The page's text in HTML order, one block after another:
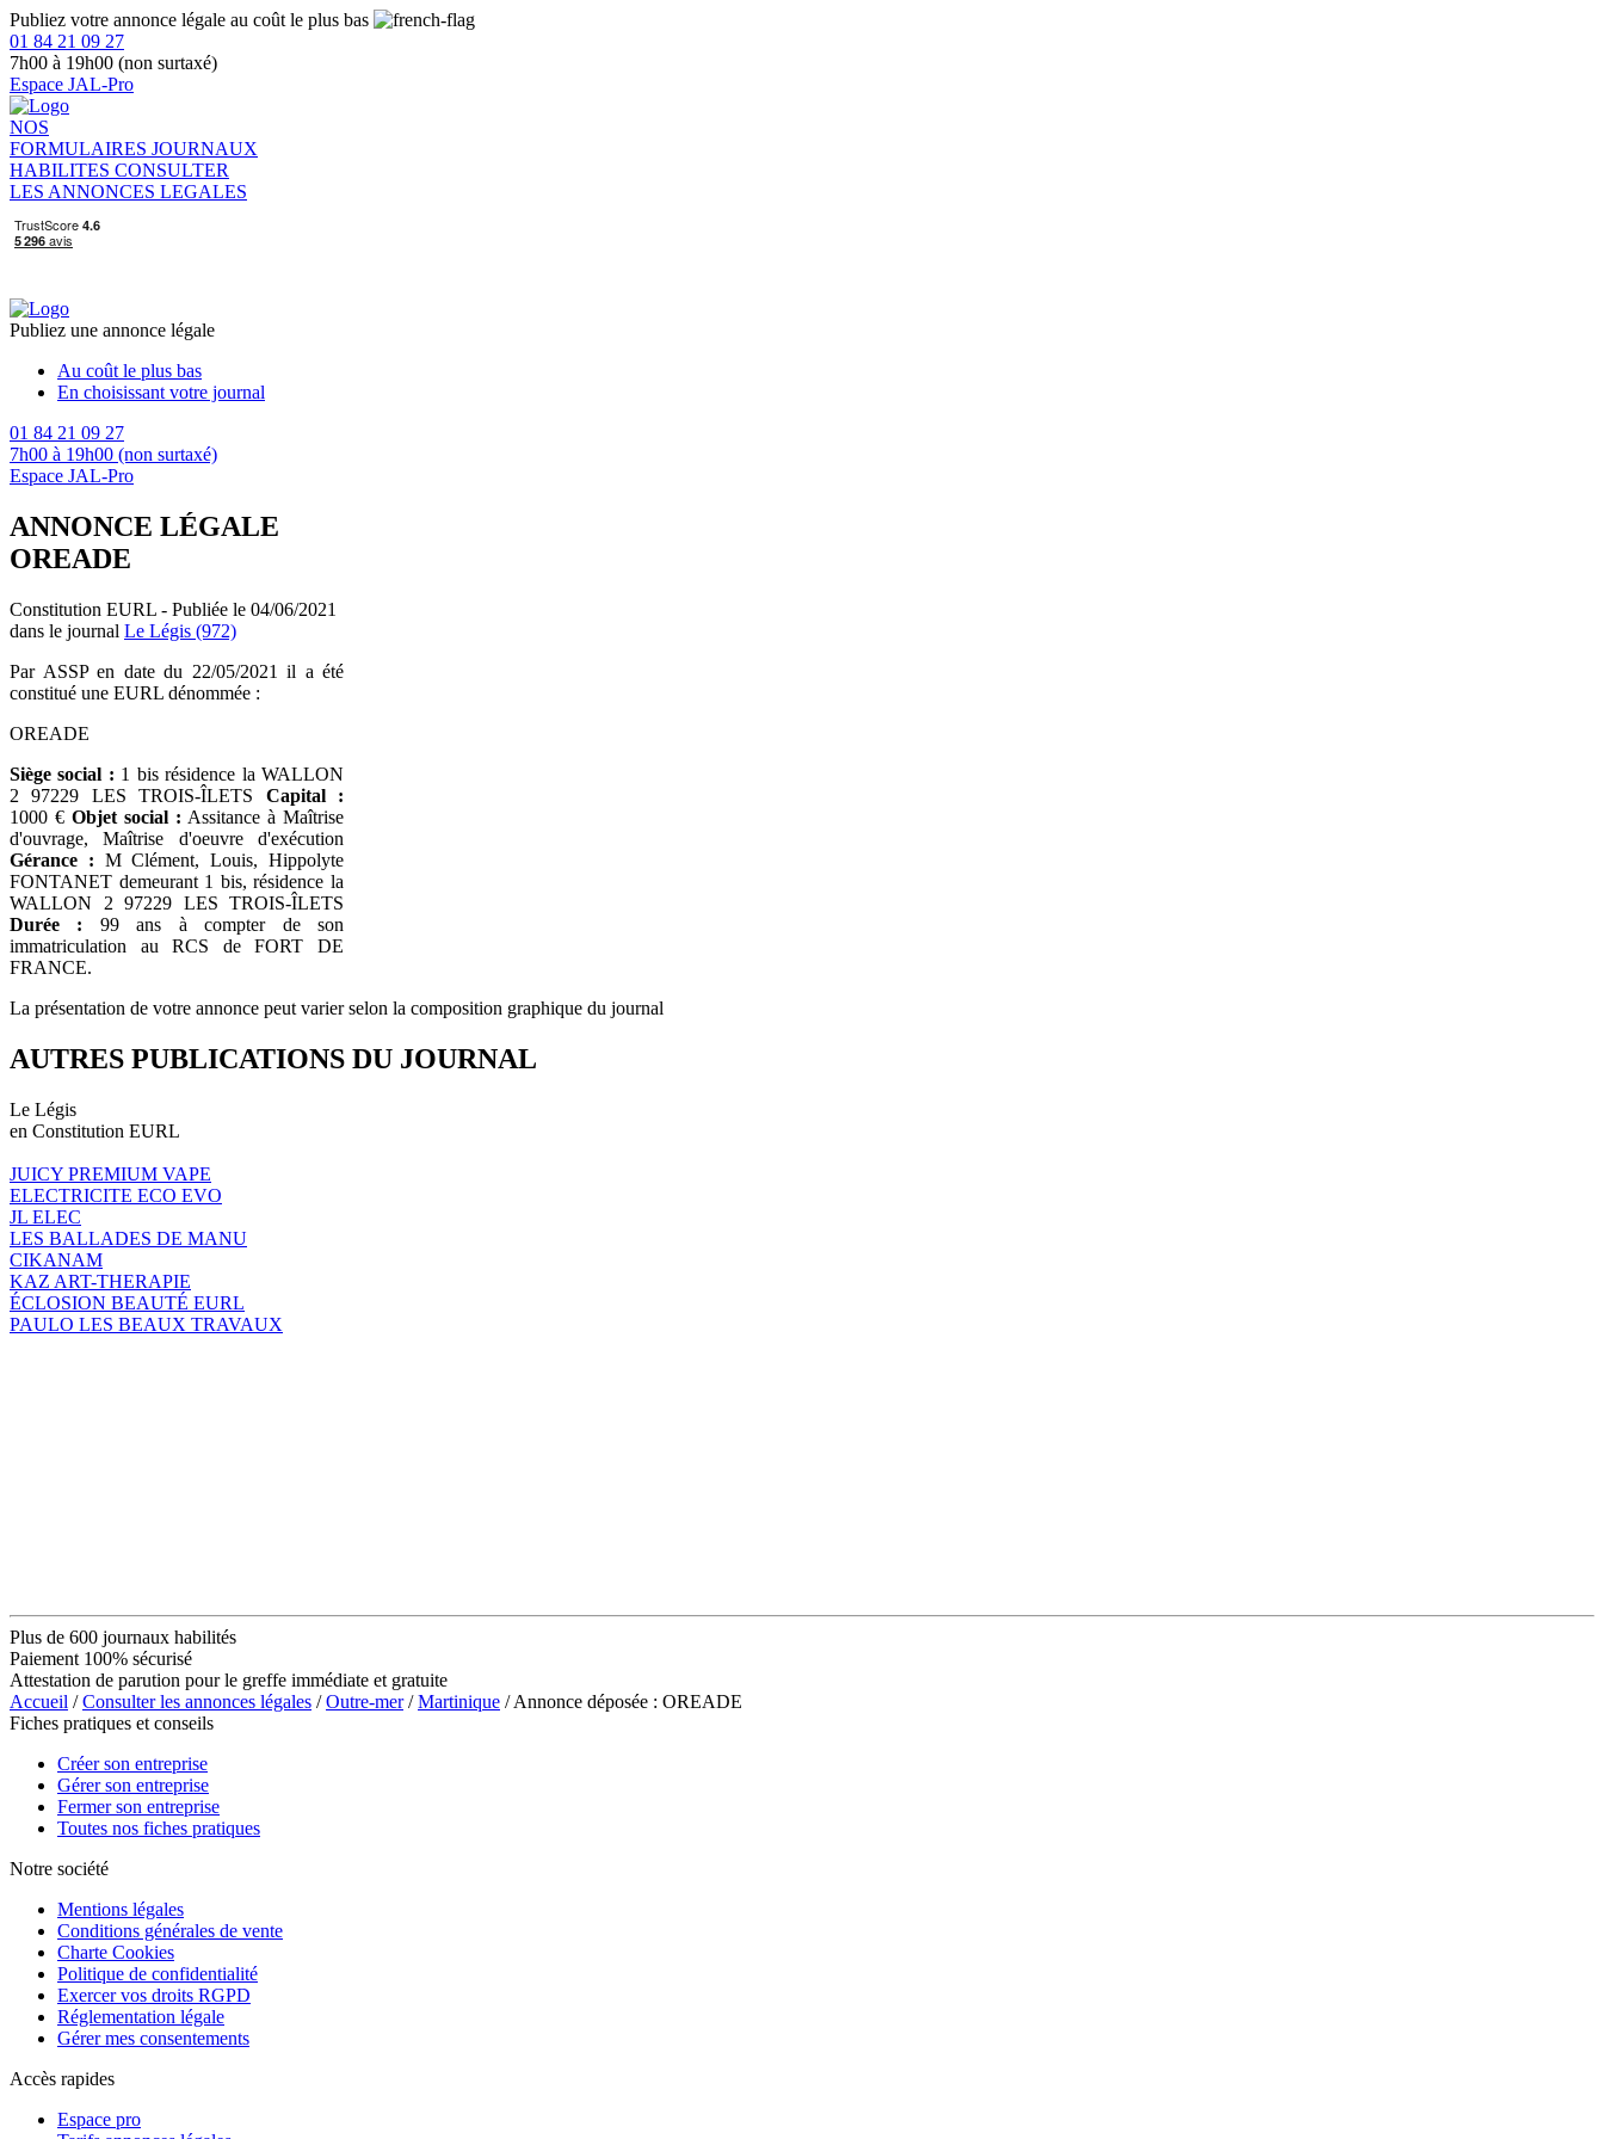
Publiez votre annonce légale au coût le plus bas
01 84 21 09 27
7h00 à 19h00 (non surtaxé)
Espace JAL-Pro
NOS
FORMULAIRES JOURNAUX
HABILITES CONSULTER
LES ANNONCES LEGALES
Publiez une annonce légale
Au coût le plus bas
En choisissant votre journal
01 84 21 09 27
7h00 à 19h00 (non surtaxé)
Espace JAL-Pro
ANNONCE LÉGALE
OREADE
Constitution EURL - Publiée le 04/06/2021
dans le journal Le Légis (972)
Par ASSP en date du 22/05/2021 il a été
constitué une EURL dénommée :
OREADE
Siège social : 1 bis résidence la WALLON
2 97229 LES TROIS-ÎLETS Capital :
1000 € Objet social : Assitance à Maîtrise
d'ouvrage, Maîtrise d'oeuvre d'exécution
Gérance : M Clément, Louis, Hippolyte
FONTANET demeurant 1 bis, résidence la
WALLON 2 97229 LES TROIS-ÎLETS
Durée : 99 ans à compter de son
immatriculation au RCS de FORT DE
FRANCE.
La présentation de votre annonce peut varier selon la composition graphique du journal
AUTRES PUBLICATIONS DU JOURNAL
Le Légis
en Constitution EURL
JUICY PREMIUM VAPE
ELECTRICITE ECO EVO
JL ELEC
LES BALLADES DE MANU
CIKANAM
KAZ ART-THERAPIE
ÉCLOSION BEAUTÉ EURL
PAULO LES BEAUX TRAVAUX
Plus de 600 journaux habilités
Paiement 100% sécurisé
Attestation de parution pour le greffe immédiate et gratuite
Accueil /Consulter les annonces légales /Outre-mer/Martinique / Annonce déposée : OREADE
Fiches pratiques et conseils
Créer son entreprise
Gérer son entreprise
Fermer son entreprise
Toutes nos fiches pratiques
Notre société
Mentions légales
Conditions générales de vente
Charte Cookies
Politique de confidentialité
Exercer vos droits RGPD
Réglementation légale
Gérer mes consentements
Accès rapides
Espace pro